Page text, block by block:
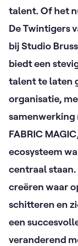
talent. Of het
De Twintigers
bij Studio
biedt een
talent te laten
organisatie,
samenwerking
FABRIC
ecosysteem
centraal
creëren waar
schitteren en
een
veranderend